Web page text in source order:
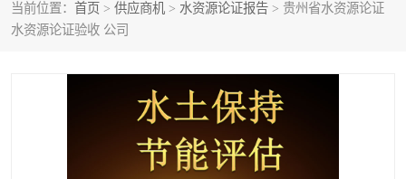
当前位置： 首页 > 供应商机 > 水资源论证报告 > 贵州省水资源论证
水资源论证验收 公司
节能评估报告